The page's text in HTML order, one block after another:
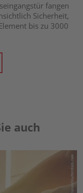
fangen
Sicherheit,
bis zu 3000
auch